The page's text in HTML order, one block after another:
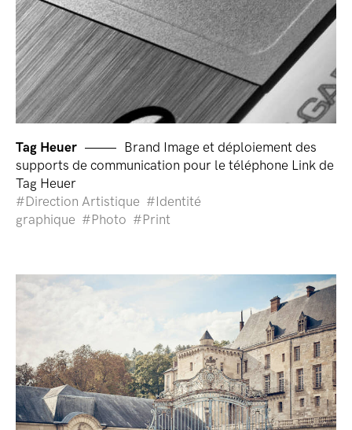
Tag Heuer
Brand Image et déploiement des
supports de communication pour le téléphone Link de
Tag Heuer
Direction Artistique
Identité
graphique
Photo Print